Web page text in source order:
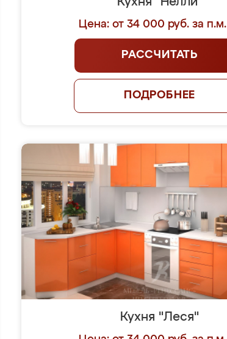
Цена: от 34 000 руб. за п.м.
РАССЧИТАТЬ
ПОДРОБНЕЕ
Кухня "Леся"